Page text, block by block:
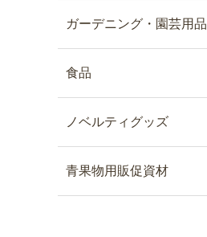
ガーデニング・園芸用品
食品
ノベルティグッズ
青果物用販促資材